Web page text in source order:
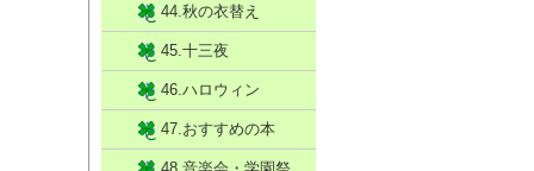
44.秋の衣替え
45.十三夜
46.ハロウィン
47.おすすめの本
48.音楽会・学園祭